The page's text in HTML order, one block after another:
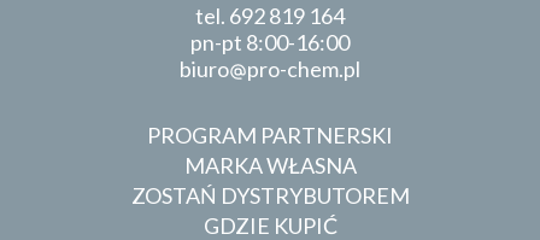
tel. 692 819 164
pn-pt 8:00-16:00
biuro
pro-chem.pl
PROGRAM PARTNERSKI
MARKA WŁASNA
ZOSTAŃ DYSTRYBUTOREM
GDZIE KUPIĆ